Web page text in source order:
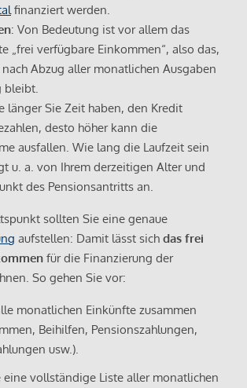
finanziert werden.
: Von Bedeutung ist vor allem das
„frei verfügbare Einkommen“, also das,
Abzug aller monatlichen Ausgaben
bleibt.
länger Sie Zeit haben, den Kredit
desto höher kann die
ausfallen. Wie lang die Laufzeit sein
u. a. von Ihrem derzeitigen Alter und
des Pensionsantritts an.
sollten Sie eine genaue
aufstellen: Damit lässt sich das frei
für die Finanzierung der
So gehen Sie vor:
monatlichen Einkünfte zusammen
Beihilfen, Pensionszahlungen,
usw.).
eine vollständige Liste aller monatlichen